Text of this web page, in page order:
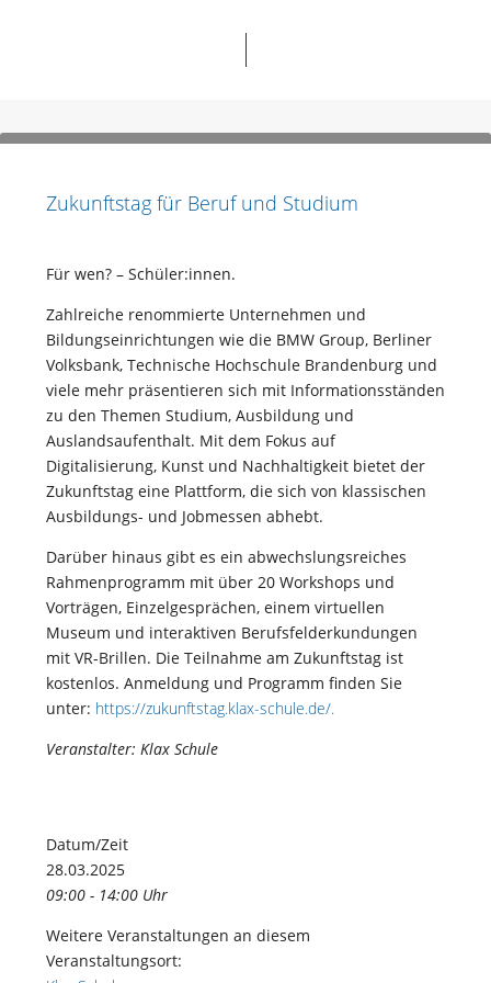
Zukunftstag für Beruf und Studium
Für wen? – Schüler:innen.
Zahlreiche renommierte Unternehmen und
Bildungseinrichtungen wie die BMW Group, Berliner
Volksbank, Technische Hochschule Brandenburg und
viele mehr präsentieren sich mit Informationsständen
zu den Themen Studium, Ausbildung und
Auslandsaufenthalt. Mit dem Fokus auf
Digitalisierung, Kunst und Nachhaltigkeit bietet der
Zukunftstag eine Plattform, die sich von klassischen
Ausbildungs- und Jobmessen abhebt.
Darüber hinaus gibt es ein abwechslungsreiches
Rahmenprogramm mit über 20 Workshops und
Vorträgen, Einzelgesprächen, einem virtuellen
Museum und interaktiven Berufsfelderkundungen
mit VR-Brillen. Die Teilnahme am Zukunftstag ist
kostenlos. Anmeldung und Programm finden Sie
unter: https://zukunftstag.klax-schule.de/.
Veranstalter: Klax Schule
Datum/Zeit
28.03.2025
09:00 - 14:00 Uhr
Weitere Veranstaltungen an diesem
Veranstaltungsort: